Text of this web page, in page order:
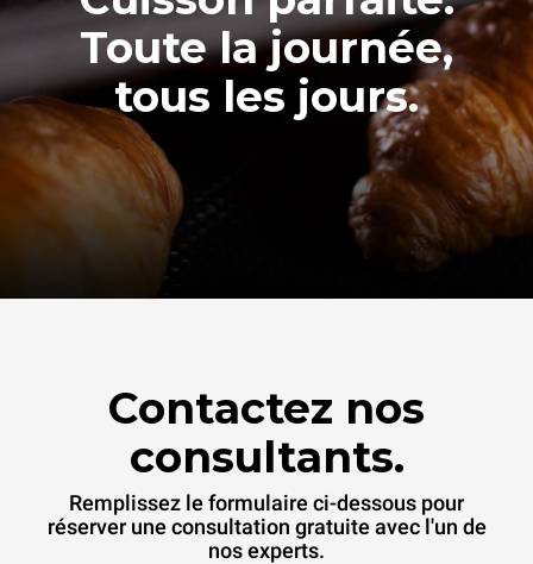
Toute la journée,
tous les jours.
Contactez nos
consultants.
Remplissez le formulaire ci-dessous pour
réserver une consultation gratuite avec l'un de
nos experts.